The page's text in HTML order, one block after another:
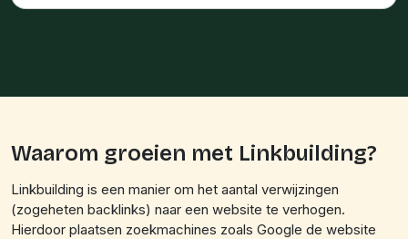
Waarom groeien met Linkbuilding?
Linkbuilding is een manier om het aantal verwijzingen
(zogeheten backlinks) naar een website te verhogen.
Hierdoor plaatsen zoekmachines zoals Google de website